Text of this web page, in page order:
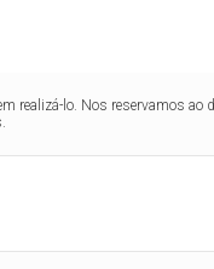
realizá-lo. Nos reservamos